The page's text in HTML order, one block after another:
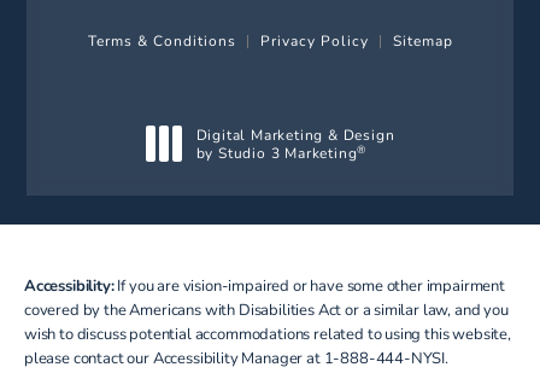
Terms & Conditions Privacy Policy Sitemap
Digital Marketing & Design
by Studio 3 Marketing®
Accessibility:If you are vision-impaired or have some other impairment
covered by the Americans with Disabilities Act or a similar law, and you
wish to discuss potential accommodations related to using this website,
please contact our Accessibility Manager at 1-888-444-NYSI.